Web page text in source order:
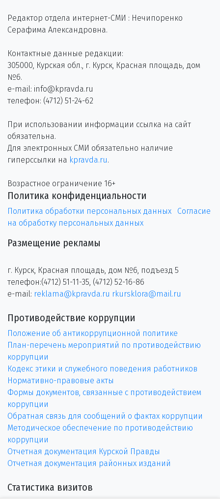
Редактор отдела интернет-СМИ : Нечипоренко
Серафима Александровна.
Контактные данные редакции:
305000, Курская обл., г. Курск, Красная площадь, дом
№6.
e-mail: info@kpravda.ru
телефон: (4712) 51-24-62
При использовании информации ссылка на сайт
обязательна.
Для электронных СМИ обязательно наличие
гиперссылки на kpravda.ru.
Возрастное ограничение 16+
Политика конфиденциальности
Политика обработки персональных данных
Согласие
на обработку персональных данных
Размещение рекламы
г. Курск, Красная площадь, дом №6, подъезд 5
телефон:(4712) 51-11-35, (4712) 52-16-86
e-mail: reklama@kpravda.ru rkursklora@mail.ru
Противодействие коррупции
Положение об антикоррупционной политике
План-перечень мероприятий по противодействию
коррупции
Кодекс этики и служебного поведения работников
Нормативно-правовые акты
Формы документов, связанные с противодействием
коррупции
Обратная связь для сообщений о фактах коррупции
Методическое обеспечение по противодействию
коррупции
Отчетная документация Курской Правды
Отчетная документация районных изданий
Статистика визитов